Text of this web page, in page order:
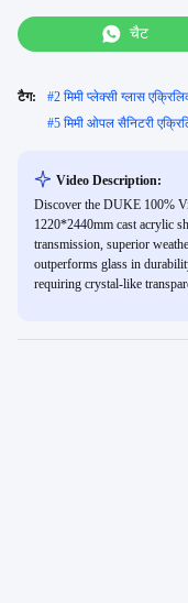
चैट
टैग: #2 मिमी प्लेक्सी ग्लास
#5 मिमी ओपल सैनिटरी
Video Description:
Discover the DUKE 100%
1220*2440mm cast acrylic
transmission, superior
outperforms glass in
requiring crystal-like